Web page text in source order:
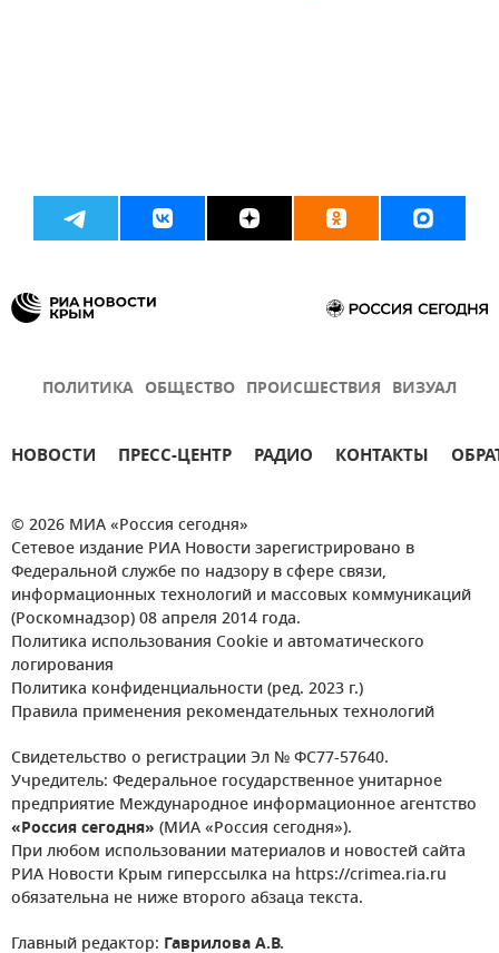
ПОЛИТИКА ОБЩЕСТВО ПРОИСШЕСТВИЯ ВИЗУАЛ
НОВОСТИ ПРЕСС-ЦЕНТР РАДИО КОНТАКТЫ
© 2026 МИА «Россия сегодня»
Сетевое издание РИА Новости зарегистрировано в
Федеральной службе по надзору в сфере связи,
информационных технологий и массовых коммуникаций
(Роскомнадзор) 08 апреля 2014 года.
Политика использования Cookie и автоматического
логирования
Политика конфиденциальности (ред. 2023 г.)
Правила применения рекомендательных технологий
Свидетельство о регистрации Эл № ФС77-57640.
Учредитель: Федеральное государственное унитарное
предприятие Международное информационное агентство
«Россия сегодня» (МИА «Россия сегодня»).
При любом использовании материалов и новостей сайта
РИА Новости Крым гиперссылка на https://crimea.ria.ru
обязательна не ниже второго абзаца текста.
Главный редактор: Гаврилова А.В.